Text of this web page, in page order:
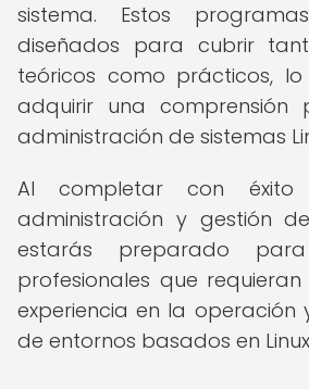
sistema. Estos
diseñados para cubrir
teóricos como prácticos,
adquirir una
administración de sistemas
Al completar con
administración y gestión
estarás preparado
profesionales que
experiencia en la operación
de entornos basados en